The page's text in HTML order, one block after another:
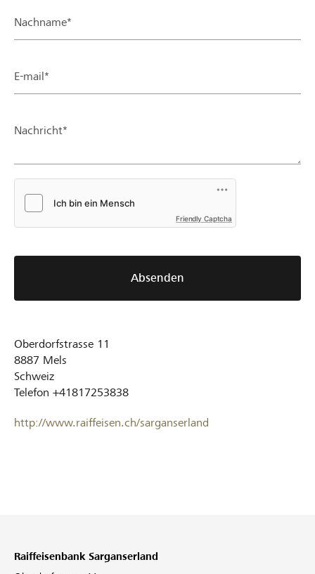
Nachname*
E-mail*
Nachricht*
Friendly Captcha
Absenden
Oberdorfstrasse 11
8887 Mels
Schweiz
Telefon +41817253838
http://www.raiffeisen.ch/sarganserland
Raiffeisenbank Sarganserland